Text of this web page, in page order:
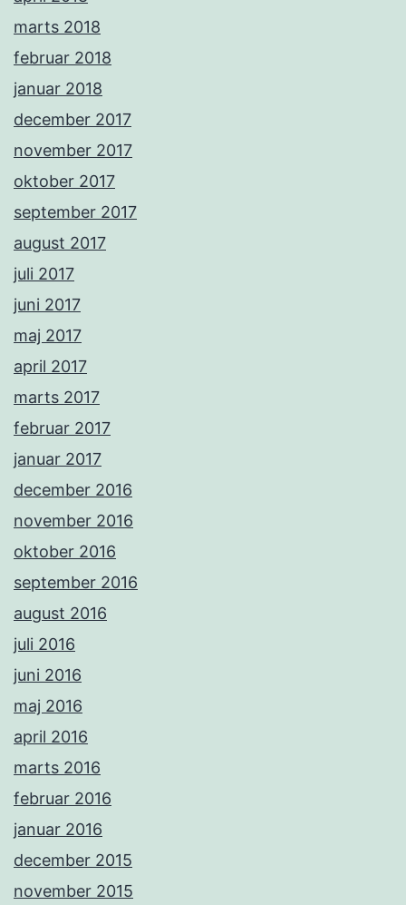
marts 2018
februar 2018
januar 2018
december 2017
november 2017
oktober 2017
september 2017
august 2017
juli 2017
juni 2017
maj 2017
april 2017
marts 2017
februar 2017
januar 2017
december 2016
november 2016
oktober 2016
september 2016
august 2016
juli 2016
juni 2016
maj 2016
april 2016
marts 2016
februar 2016
januar 2016
december 2015
november 2015